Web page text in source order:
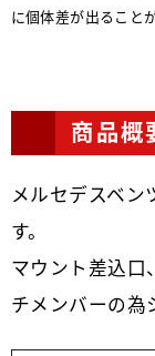
に個体差が出ること
商品概
メルセデスベン
す。
マウント差込口
チメンバーの為